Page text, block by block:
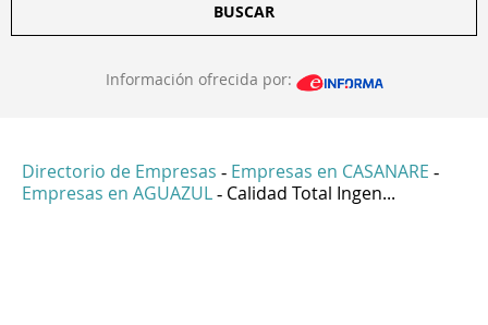
BUSCAR
Información ofrecida por:
Directorio de Empresas - Empresas en CASANARE -
Empresas en AGUAZUL - Calidad Total Ingen...